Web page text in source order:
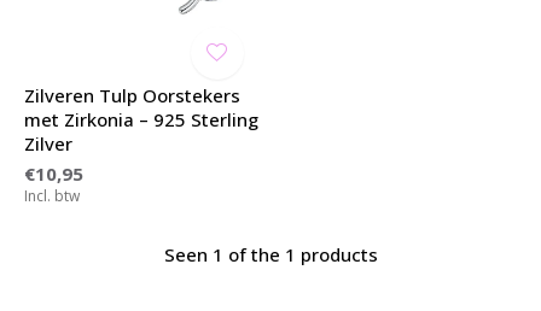
Zilveren Tulp Oorstekers
met Zirkonia – 925 Sterling
Zilver
€10,95
Incl. btw
Seen 1 of the 1 products